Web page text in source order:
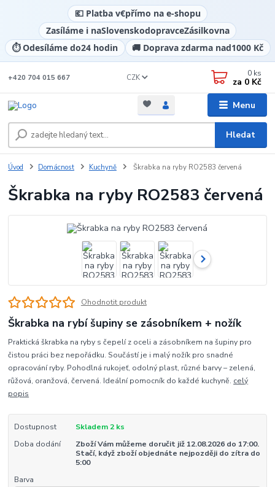
💶 Platba v€přímo na e-shopu
Zasíláme i naSlovenskodopravceZásilkovna
⏱️ Odesíláme do24 hodin 🚚 Doprava zdarma nad1000 Kč
Menu
CZK
Hledat
+420 704 015 667 0 ks
za 0 Kč
Úvod Domácnost Kuchyně Škrabka na ryby RO2583 červená
Škrabka na ryby RO2583 červená
Ohodnotit produkt
Škrabka na rybí šupiny se zásobníkem + nožík
Praktická škrabka na ryby s čepelí z oceli a zásobníkem na šupiny pro
čistou práci bez nepořádku. Součástí je i malý nožík pro snadné
opracování ryby. Pohodlná rukojeť, odolný plast, různé barvy – zelená,
růžová, oranžová, červená. Ideální pomocník do každé kuchyně. celý
popis
Dostupnost
Skladem 2 ks
Doba dodání
Zboží Vám můžeme doručit již 12.08.2026 do 17:00.
Stačí, když zboží objednáte nejpozději do zítra do
5:00
Barva